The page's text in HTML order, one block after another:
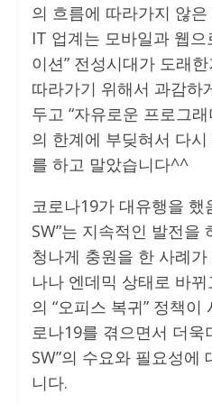
의 흐름에 따라가지 않
IT 업계는 모바일과 웹으
이션” 전성시대가 도래
따라가기 위해서 과감하
두고 “자유로운 프로그
의 한계에 부딪혀서 다
를 하고 말았습니다^^
코로나19가 대유행을 했
SW”는 지속적인 발전을
청나게 충원을 한 사례
나나 엔데믹 상태로 바
의 “오피스 복귀” 정책
로나19를 겪으면서 더욱
SW”의 수요와 필요성에
니다.